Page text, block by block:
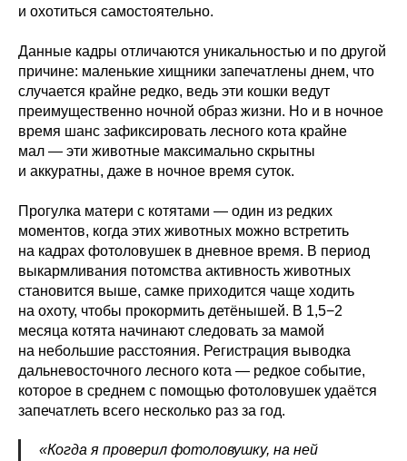
и охотиться самостоятельно.
Данные кадры отличаются уникальностью и по другой
причине: маленькие хищники запечатлены днем, что
случается крайне редко, ведь эти кошки ведут
преимущественно ночной образ жизни. Но и в ночное
время шанс зафиксировать лесного кота крайне
мал — эти животные максимально скрытны
и аккуратны, даже в ночное время суток.
Прогулка матери с котятами — один из редких
моментов, когда этих животных можно встретить
на кадрах фотоловушек в дневное время. В период
выкармливания потомства активность животных
становится выше, самке приходится чаще ходить
на охоту, чтобы прокормить детёнышей. В 1,5−2
месяца котята начинают следовать за мамой
на небольшие расстояния. Регистрация выводка
дальневосточного лесного кота — редкое событие,
которое в среднем с помощью фотоловушек удаётся
запечатлеть всего несколько раз за год.
«Когда я проверил фотоловушку, на ней